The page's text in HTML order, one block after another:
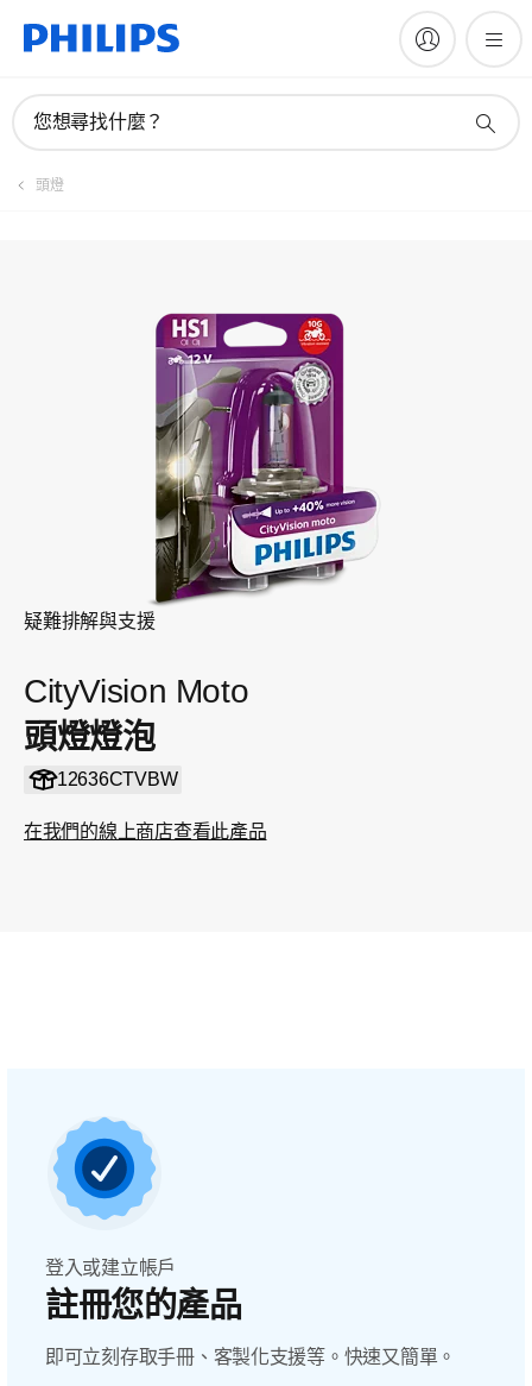
您想尋找什麼？
頭燈
疑難排解與支援
CityVision Moto
頭燈燈泡
12636CTVBW
在我們的線上商店查看此產品
註冊產品
登入或建立帳戶
註冊您的產品
即可立刻存取手冊、客製化支援等。快速又簡單。